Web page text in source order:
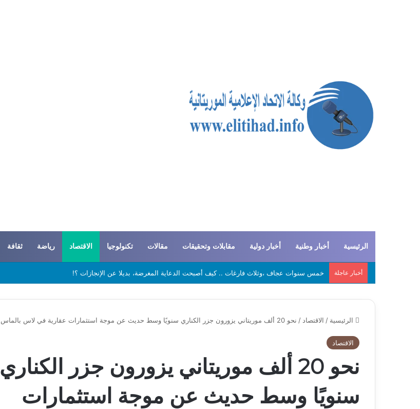
الرئيسية أخبار وطنية أخبار دولية مقابلات وتحقيقات مقالات تكنولوجيا الاقتصاد رياضة ثقافة
أخبار عاجلة لحراطين والبيظان… الهوية المشتركة بين التاريخ والسوسيولوجيا
الرئيسية / الاقتصاد / نحو 20 ألف موريتاني يزورون جزر الكناري سنويًا وسط حديث عن موجة استثمارات عقارية في لاس بالماس
الاقتصاد
نحو 20 ألف موريتاني يزورون جزر الكناري
سنويًا وسط حديث عن موجة استثمارات